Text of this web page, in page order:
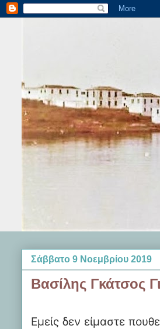
Σάββατο 9 Νοεμβρίου 2019
Βασίλης Γκάτσος
Εμείς δεν είμαστε